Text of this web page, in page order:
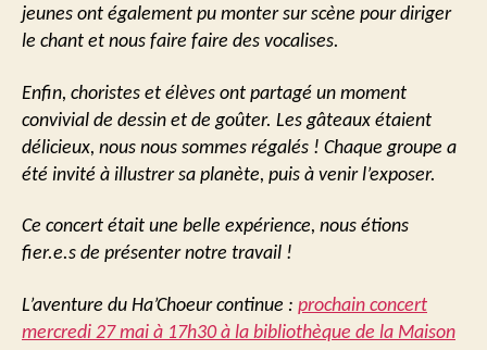
jeunes ont également pu monter sur scène pour diriger
le chant et nous faire faire des vocalises.
Enfin, choristes et élèves ont partagé un moment
convivial de dessin et de goûter. Les gâteaux étaient
délicieux, nous nous sommes régalés ! Chaque groupe a
été invité à illustrer sa planète, puis à venir l’exposer.
Ce concert était une belle expérience, nous étions
fier.e.s de présenter notre travail !
L’aventure du Ha’Choeur continue : prochain concert
mercredi 27 mai à 17h30 à la bibliothèque de la Maison